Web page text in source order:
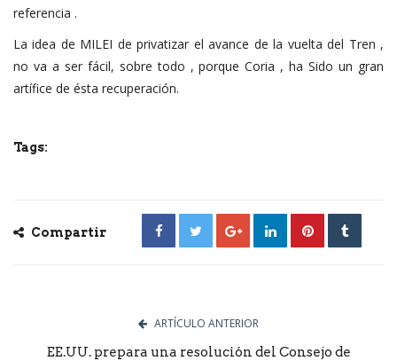
referencia .
La idea de MILEI de privatizar el avance de la vuelta del Tren ,
no va a ser fácil, sobre todo , porque Coria , ha Sido un gran
artífice de ésta recuperación.
Tags:
Compartir
ARTÍCULO ANTERIOR
EE.UU. prepara una resolución del Consejo de